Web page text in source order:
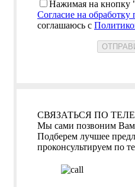
Нажимая на кнопку
Согласие на
соглашаюсь с
СВЯЗАТЬСЯ ПО
Мы сами позвоним Вам
Подберем лучшее
проконсультируем по